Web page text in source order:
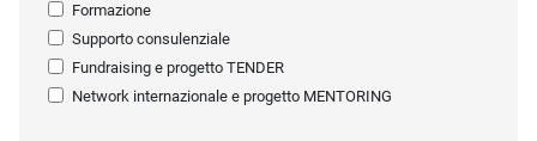
Formazione
Supporto consulenziale
Fundraising e progetto TENDER
Network internazionale e progetto MENTORING